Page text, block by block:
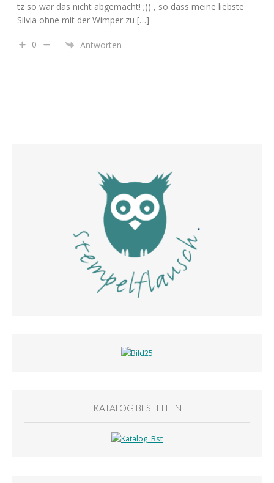
tz so war das nicht abgemacht! ;)) , so dass meine liebste
Silvia ohne mit der Wimper zu […]
0 Antworten
KATALOG BESTELLEN